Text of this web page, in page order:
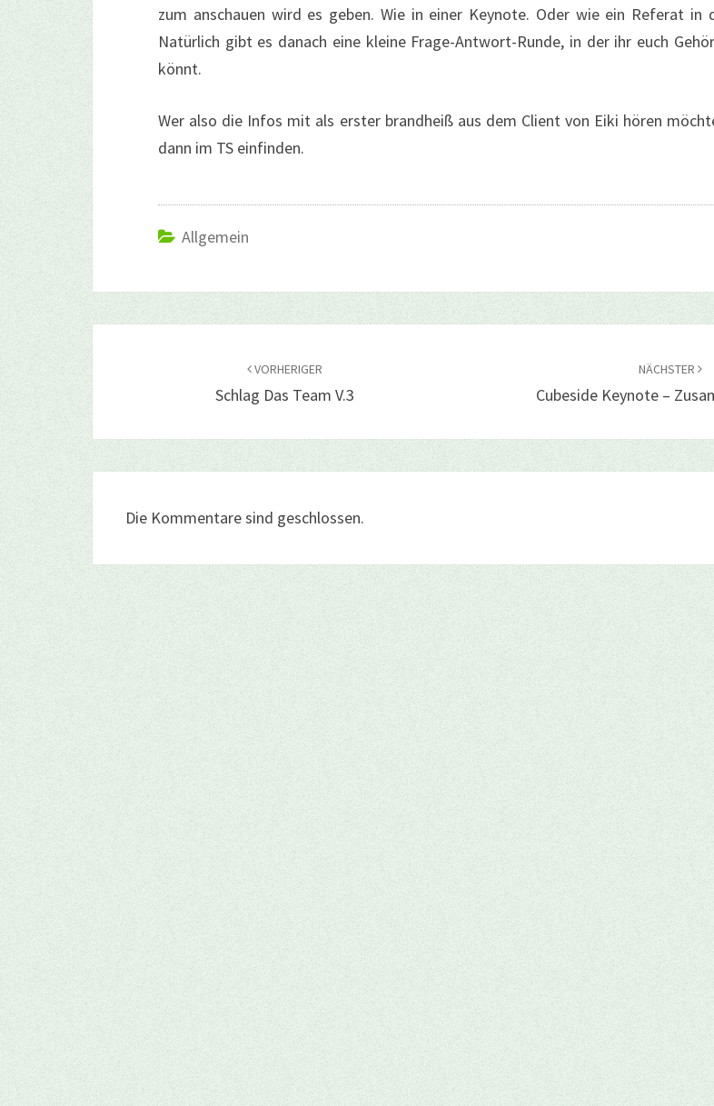
zum anschauen wird es geben. Wie in einer Keynote. Oder wie ein Referat in
Natürlich gibt es danach eine kleine Frage-Antwort-Runde, in der ihr euch
könnt.
Wer also die Infos mit als erster brandheiß aus dem Client von Eiki hören
dann im TS einfinden.
Allgemein
VORHERIGER
Schlag Das Team V.3
NÄCHSTER
Cubeside Keynote –
Die Kommentare sind geschlossen.